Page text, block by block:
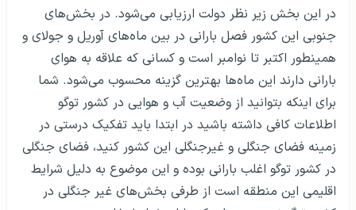
در این بخش زیر نظر دولت ارزیابی می‌شود. در بخش‌های
جنوبی این کشور فصل بارانی در بین ماه‌های آوریل و جولای و
همینطور اکتبر تا نوامبر است و کسانی که علاقه به هوای
بارانی دارند این ماه‌ها بهترین گزینه محسوب می‌شود. شما
برای اینکه بتوانید از وضعیت آب و هوایی در کشور توگو
اطلاعات کافی داشته باشید در ابتدا باید تفکیک درستی در
زمینه فضای جنگلی و غیرجنگلی این کشور کنید، فضای جنگلی
در کشور توگو اغلب بارانی بوده و این موضوع به دلیل شرایط
اقلیمی این منطقه است از طرفی بخش‌های غیر جنگلی در